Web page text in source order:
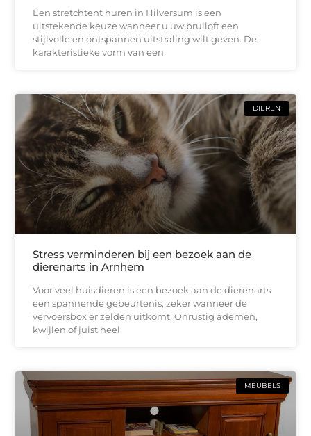
Een stretchtent huren in Hilversum is een
uitstekende keuze wanneer u uw bruiloft een
stijlvolle en ontspannen uitstraling wilt geven. De
karakteristieke vorm van een
DIEREN
Stress verminderen bij een bezoek aan de
dierenarts in Arnhem
Voor veel huisdieren is een bezoek aan de dierenarts
een spannende gebeurtenis, zeker wanneer de
vervoersbox er zelden uitkomt. Onrustig ademen,
kwijlen of juist heel
MEUBELS